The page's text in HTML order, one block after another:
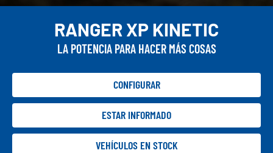
RANGER XP KINETIC
LA POTENCIA PARA HACER MÁS COSAS
CONFIGURAR
ESTAR INFORMADO
VEHÍCULOS EN STOCK